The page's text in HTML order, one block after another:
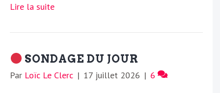
Lire la suite
SONDAGE DU JOUR
Par Loïc Le Clerc | 17 juillet 2026 | 6